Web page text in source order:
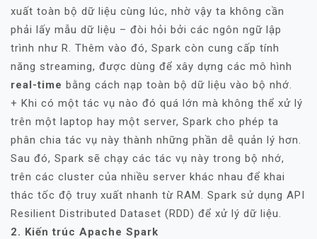
xuất toàn bộ dữ liệu cùng lúc, nhờ vậy ta không cần
phải lấy mẫu dữ liệu – đòi hỏi bởi các ngôn ngữ lập
trình như R. Thêm vào đó, Spark còn cung cấp tính
năng streaming, được dùng để xây dựng các mô hình
real-time bằng cách nạp toàn bộ dữ liệu vào bộ nhớ.
+ Khi có một tác vụ nào đó quá lớn mà không thể xử lý
trên một laptop hay một server, Spark cho phép ta
phân chia tác vụ này thành những phần dễ quản lý hơn.
Sau đó, Spark sẽ chạy các tác vụ này trong bộ nhớ,
trên các cluster của nhiều server khác nhau để khai
thác tốc độ truy xuất nhanh từ RAM. Spark sử dụng API
Resilient Distributed Dataset (RDD) để xử lý dữ liệu.
2. Kiến trúc Apache Spark